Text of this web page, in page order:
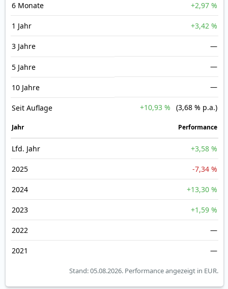
6 Monate +2,97 %
1 Jahr +3,42 %
3 Jahre —
5 Jahre —
10 Jahre —
Seit Auflage +10,93 % (3,68 % p.a.)
Jahr Perfor­mance
Lfd. Jahr +3,58 %
2025 -7,34 %
2024 +13,30 %
2023 +1,59 %
2022 —
2021 —
Stand: 05.08.2026. Performance angezeigt in EUR.